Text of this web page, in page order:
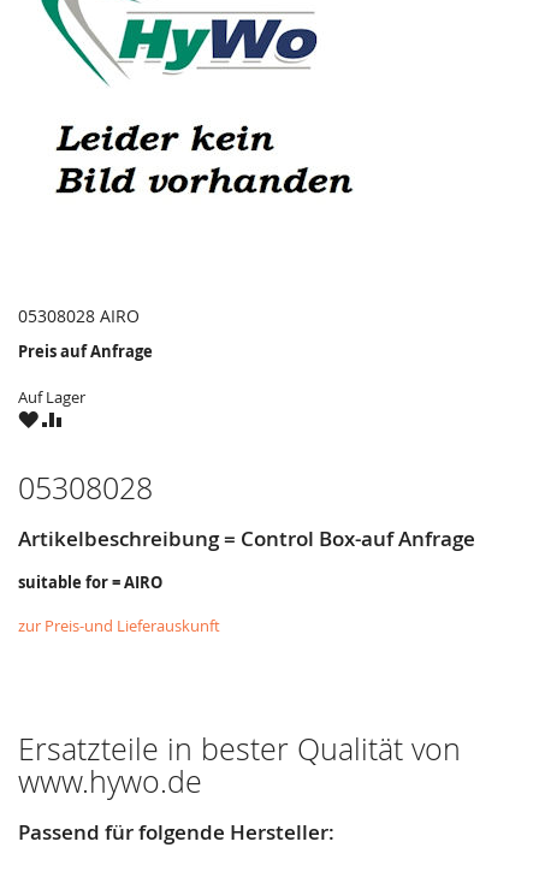
05308028 AIRO
Preis auf Anfrage
Auf Lager
ZUZU
05308028
Artikelbeschreibung = Control Box-auf Anfrage
suitable for = AIRO
zur Preis-und Lieferauskunft
Ersatzteile in bester Qualität von
www.hywo.de
Passend für folgende Hersteller: